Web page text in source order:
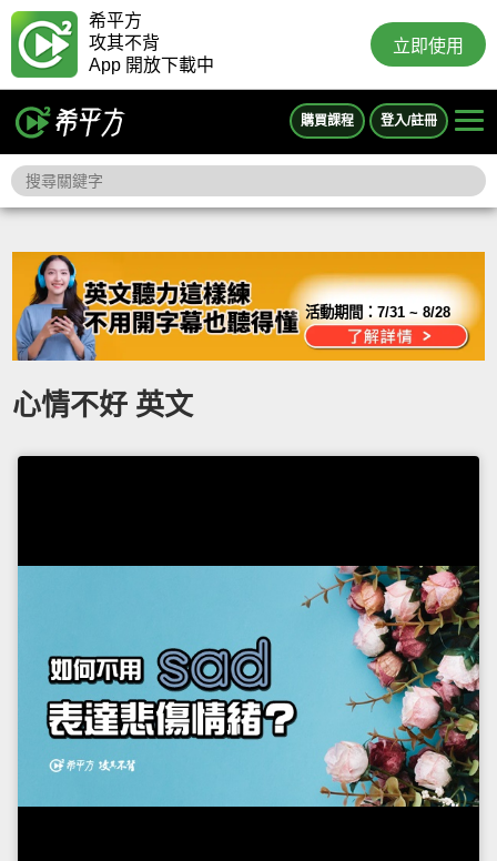
希平方
攻其不背
App 開放下載中
立即使用
購買課程 登入/註冊
活動期間：7/31 ~ 8/28
心情不好 英文